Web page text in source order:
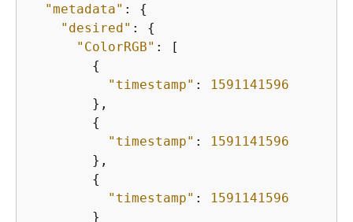
"metadata" : {
"desired" : {
"ColorRGB" : [
{
"timestamp" :
1591141596
        },
{
"timestamp" :
1591141596
        },
{
"timestamp" :
1591141596
        }